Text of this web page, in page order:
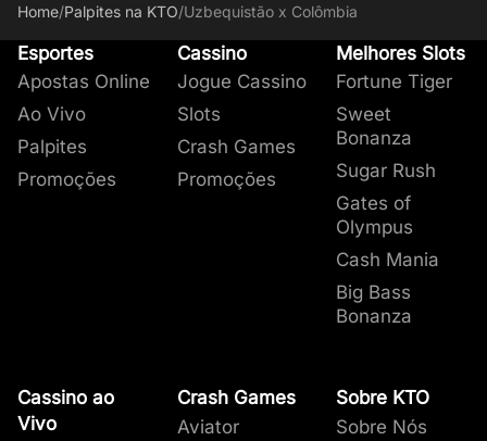
Home/Palpites na KTO/Uzbequistão x Colômbia
Esportes
Apostas Online
Ao Vivo
Palpites
Promoções
Cassino
Jogue Cassino
Slots
Crash Games
Promoções
Melhores Slots
Fortune Tiger
Sweet
Bonanza
Sugar Rush
Gates of
Olympus
Cash Mania
Big Bass
Bonanza
Cassino ao
Vivo
Crash Games
Aviator
Sobre KTO
Sobre Nós